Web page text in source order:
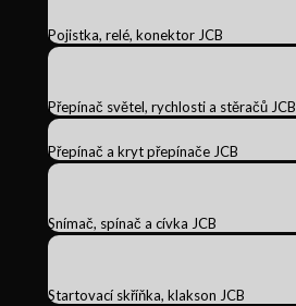
Pojistka, relé, konektor JCB
Přepínač světel, rychlosti a stěračů JCB
Přepínač a kryt přepínače JCB
Snímač, spínač a cívka JCB
Startovací skříňka, klakson JCB